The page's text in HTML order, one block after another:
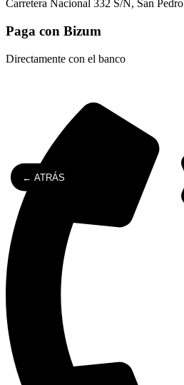
Carretera Nacional 332 S/N, San
Paga con Bizum
Directamente con el banco
← ATRÁS